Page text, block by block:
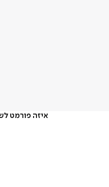
איזה פורמט